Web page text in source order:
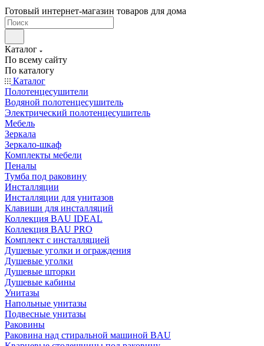
Готовый интернет-магазин товаров для дома
Каталог
По всему сайту
По каталогу
Каталог
Полотенцесушители
Водяной полотенцесушитель
Электрический полотенцесушитель
Мебель
Зеркала
Зеркало-шкаф
Комплекты мебели
Пеналы
Тумба под раковину
Инсталляции
Инсталляции для унитазов
Клавиши для инсталляций
Коллекция BAU IDEAL
Коллекция BAU PRO
Комплект с инсталляцией
Душевые уголки и ограждения
Душевые уголки
Душевые шторки
Душевые кабины
Унитазы
Напольные унитазы
Подвесные унитазы
Раковины
Раковина над стиральной машиной BAU